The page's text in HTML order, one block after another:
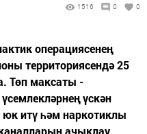
1516 0 0
операция­сенең
территориясендә 25
Төп максаты -
үскән
итү һәм наркотиклы